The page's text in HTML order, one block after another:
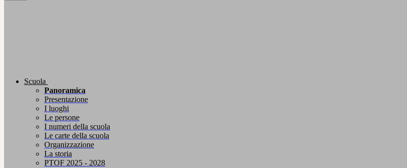
Scuola
Panoramica
Presentazione
I luoghi
Le persone
I numeri della scuola
Le carte della scuola
Organizzazione
La storia
PTOF 2025 - 2028